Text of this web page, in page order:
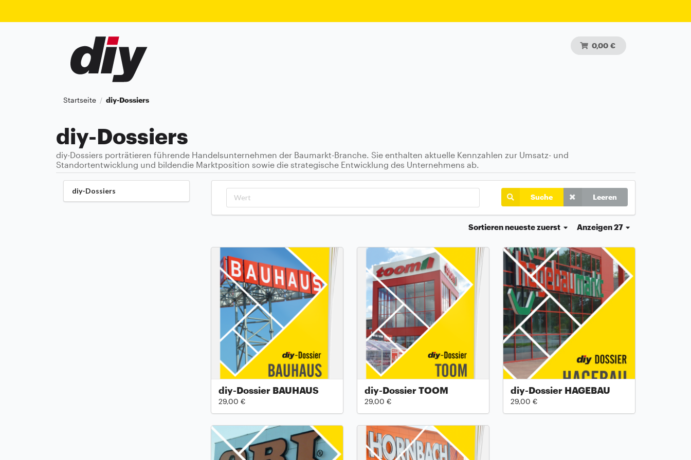
0,00 €
Startseite / diy-Dossiers
diy-Dossiers
diy-Dossiers porträtieren führende Handelsunternehmen der Baumarkt-Branche. Sie enthalten aktuelle Kennzahlen zur Umsatz- und
Standortentwicklung und bildendie Marktposition sowie die strategische Entwicklung des Unternehmens ab.
diy-Dossiers
Suche Leeren
Anzeigen 27
Sortierenneueste zuerst
diy-Dossier BAUHAUS
29,00 €
diy-Dossier TOOM
29,00 €
diy-Dossier HAGEBAU
29,00 €